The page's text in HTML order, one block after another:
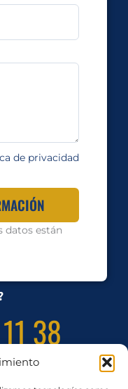
de privacidad
datos están
38